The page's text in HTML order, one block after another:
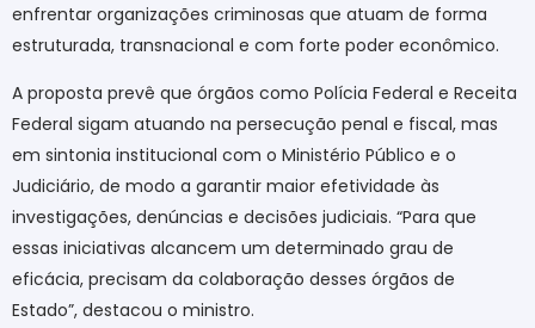
enfrentar organizações criminosas que atuam de forma
estruturada, transnacional e com forte poder econômico.
A proposta prevê que órgãos como Polícia Federal e Receita
Federal sigam atuando na persecução penal e fiscal, mas
em sintonia institucional com o Ministério Público e o
Judiciário, de modo a garantir maior efetividade às
investigações, denúncias e decisões judiciais. “Para que
essas iniciativas alcancem um determinado grau de
eficácia, precisam da colaboração desses órgãos de
Estado”, destacou o ministro.